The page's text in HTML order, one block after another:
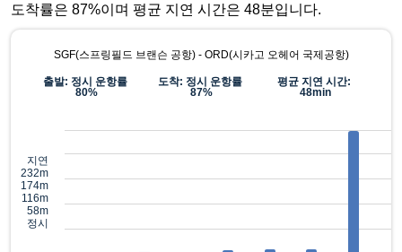
도착률은 87%이며 평균 지연 시간은 48분입니다.
SGF(스프링필드 브랜슨 공항) - ORD(시카고 오헤어 국제공항)
출발: 정시 운항률
80%
도착: 정시 운항률
87%
평균 지연 시간:
48min
지연
232m
174m
116m
58m
정시